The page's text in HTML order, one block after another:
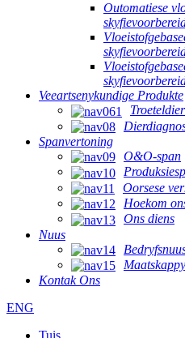
Outomatiese
Veeartsenykundige Produkte
Spanvertoning
O&O-span
Oorsese
Hoekom
Ons diens
Nuus
Kontak Ons
ENG